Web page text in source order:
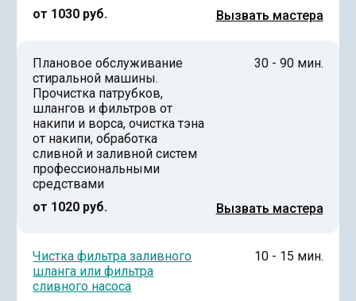
от 1030 руб.
Вызвать мастера
Плановое обслуживание
стиральной машины.
Прочистка патрубков,
шлангов и фильтров от
накипи и ворса, очистка тэна
от накипи, обработка
сливной и заливной систем
профессиональными
средствами
от 1020 руб.
30 - 90 мин.
Вызвать мастера
Чистка фильтра заливного
шланга или фильтра
сливного насоса
10 - 15 мин.